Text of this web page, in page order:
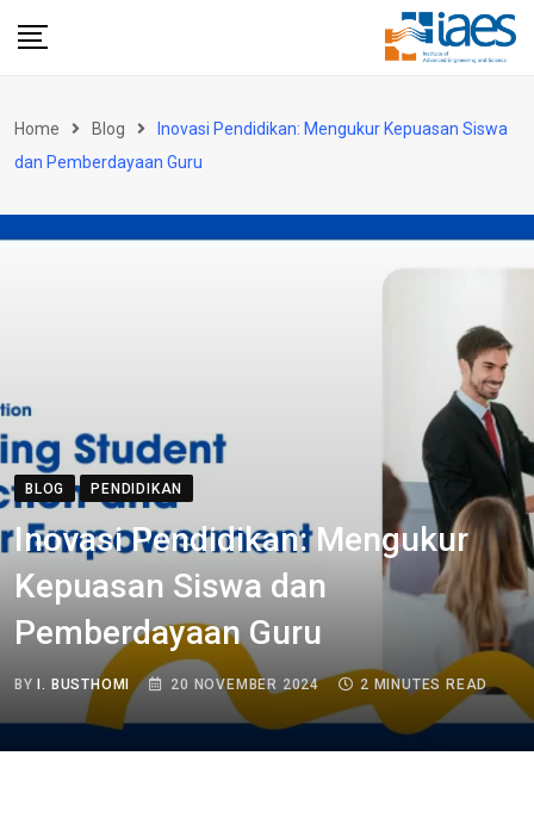
Home Blog
Inovasi Pendidikan: Mengukur Kepuasan Siswa
dan Pemberdayaan Guru
BLOG PENDIDIKAN
Inovasi Pendidikan: Mengukur
Kepuasan Siswa dan
Pemberdayaan Guru
BYI. BUSTHOMI 20 NOVEMBER 2024 2 MINUTES READ